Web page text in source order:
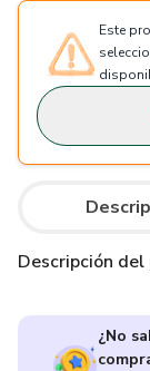
Este
Descripción
¿No